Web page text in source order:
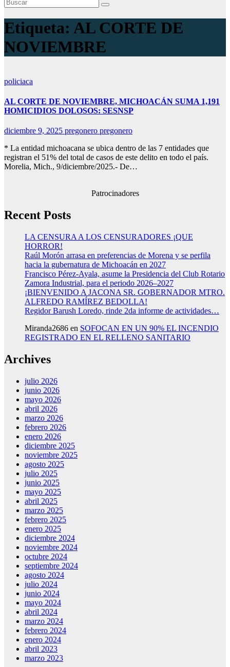
Etiqueta: AL CORTE DE
NOVIEMBRE
policiaca
AL CORTE DE NOVIEMBRE, MICHOACÁN SUMA 1,191
HOMICIDIOS DOLOSOS: SESNSP
diciembre 9, 2025 pregonero pregonero
* La entidad michoacana se ubica dentro de las 7 entidades que
registran el 51% del total de casos de este delito en todo el país.
Morelia, Mich., 9/diciembre/2025.- De…
Patrocinadores
Recent Posts
LA CENSURA A LOS CENSURADORES ¡QUE
HORROR!
Raúl Morón arrasa en preferencias de Morena y se perfila
hacia la gubernatura de Michoacán en 2027
Francisco Pérez-Ayala, asume la Presidencia del Club Rotario
Zamora Industrial, para el periodo 2026–2027
¡BIENVENIDO A JACONA SR. GOBERNADOR MTRO.
ALFREDO RAMÍREZ BEDOLLA!
Regidor Barush Loredo, rinde 2da informe de actividades…
Miranda2686 en SOFOCAN EN UN 90% EL INCENDIO
REGISTRADO EN EL RELLENO SANITARIO
Archives
julio 2026
junio 2026
mayo 2026
abril 2026
marzo 2026
febrero 2026
enero 2026
diciembre 2025
noviembre 2025
agosto 2025
julio 2025
junio 2025
mayo 2025
abril 2025
marzo 2025
febrero 2025
enero 2025
diciembre 2024
noviembre 2024
octubre 2024
septiembre 2024
agosto 2024
julio 2024
junio 2024
mayo 2024
abril 2024
marzo 2024
febrero 2024
enero 2024
abril 2023
marzo 2023